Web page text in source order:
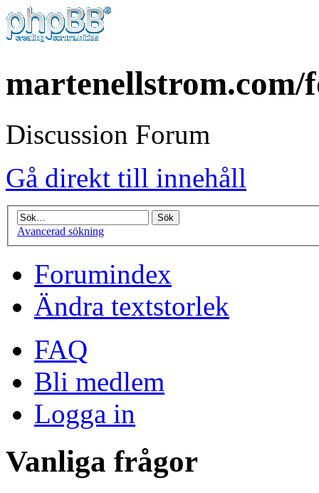
martenellstrom.com/
Discussion Forum
Gå direkt till innehåll
Avancerad sökning
Forumindex
Ändra textstorlek
FAQ
Bli medlem
Logga in
Vanliga frågor